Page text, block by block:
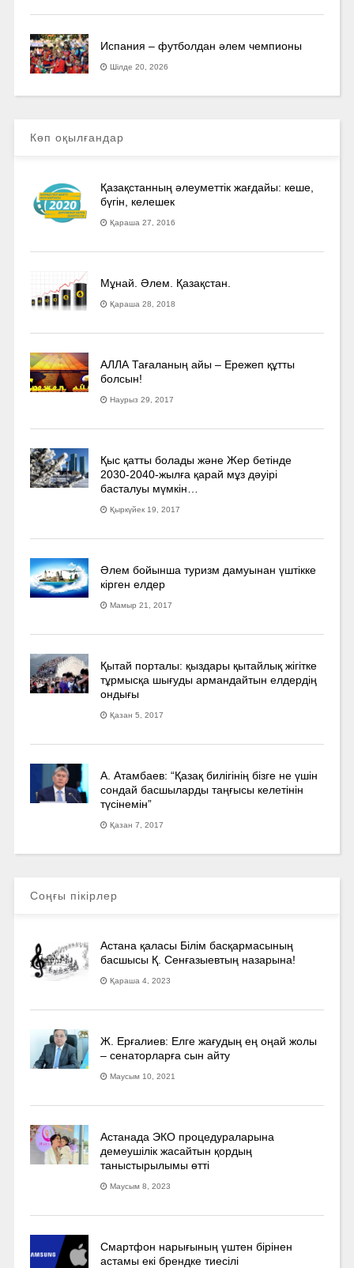
Испания – футболдан әлем чемпионы
Шілде 20, 2026
Көп оқылғандар
Қазақстанның әлеуметтік жағдайы: кеше,
бүгін, келешек
Қараша 27, 2016
Мұнай. Әлем. Қазақстан.
Қараша 28, 2018
АЛЛА Тағаланың айы – Ережеп құтты
болсын!
Наурыз 29, 2017
Қыс қатты болады және Жер бетінде
2030-2040­-жылға қарай мұз дәуірі
басталуы мүмкін…
Қыркүйек 19, 2017
Әлем бойынша туризм дамуынан үштікке
кірген елдер
Мамыр 21, 2017
Қытай порталы: қыздары қытайлық жігітке
тұрмысқа шығуды армандайтын елдердің
ондығы
Қазан 5, 2017
А. Атамбаев: “Қазақ билігінің бізге не үшін
сондай басшыларды таңғысы келетінін
түсінемін”
Қазан 7, 2017
Соңғы пікірлер
Астана қаласы Білім басқармасының
басшысы Қ. Сенғазыевтың назарына!
Қараша 4, 2023
Ж. Ерғалиев: Елге жағудың ең оңай жолы
– сенаторларға сын айту
Маусым 10, 2021
Астанада ЭКО процедураларына
демеушілік жасайтын қордың
таныстырылымы өтті
Маусым 8, 2023
Смартфон нарығының үштен бірінен
астамы екі брендке тиесілі